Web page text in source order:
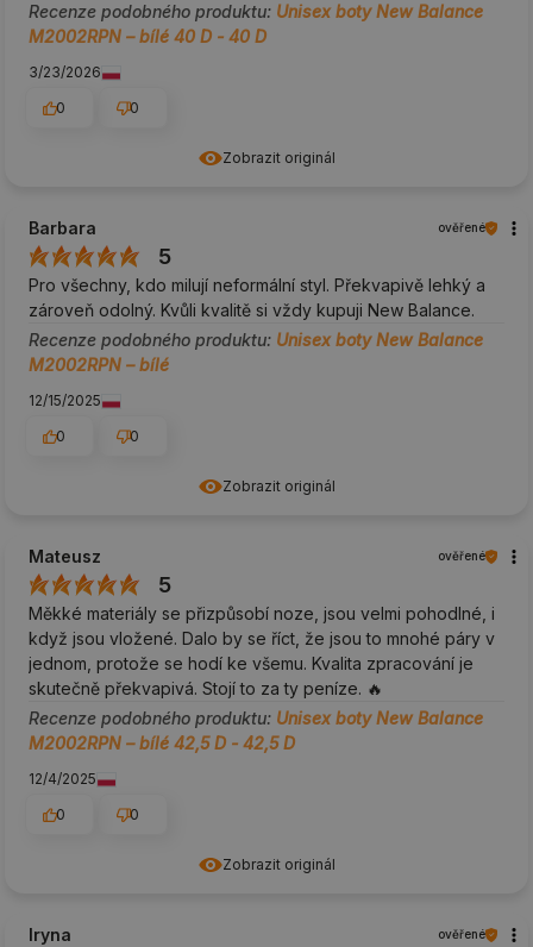
Zobrazit originál
Recenze podobného produktu: Unisex boty New Balance
M2002RPN – bílé 40 D - 40 D
3/23/2026
0
0
Zobrazit originál
Barbara ověřené
5
Pro všechny, kdo milují neformální styl. Překvapivě lehký a
zároveň odolný. Kvůli kvalitě si vždy kupuji New Balance.
Recenze podobného produktu: Unisex boty New Balance
M2002RPN – bílé
12/15/2025
0
0
Zobrazit originál
Mateusz ověřené
5
Měkké materiály se přizpůsobí noze, jsou velmi pohodlné, i
když jsou vložené. Dalo by se říct, že jsou to mnohé páry v
jednom, protože se hodí ke všemu. Kvalita zpracování je
skutečně překvapivá. Stojí to za ty peníze. 🔥
Recenze podobného produktu: Unisex boty New Balance
M2002RPN – bílé 42,5 D - 42,5 D
12/4/2025
0
0
Iryna ověřené